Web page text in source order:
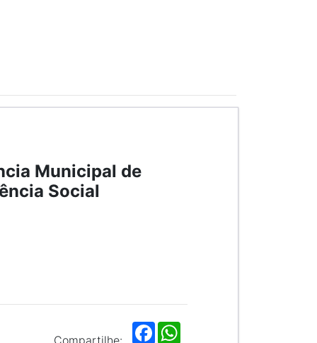
Municipal de
Social
Compartilhe:
F
a